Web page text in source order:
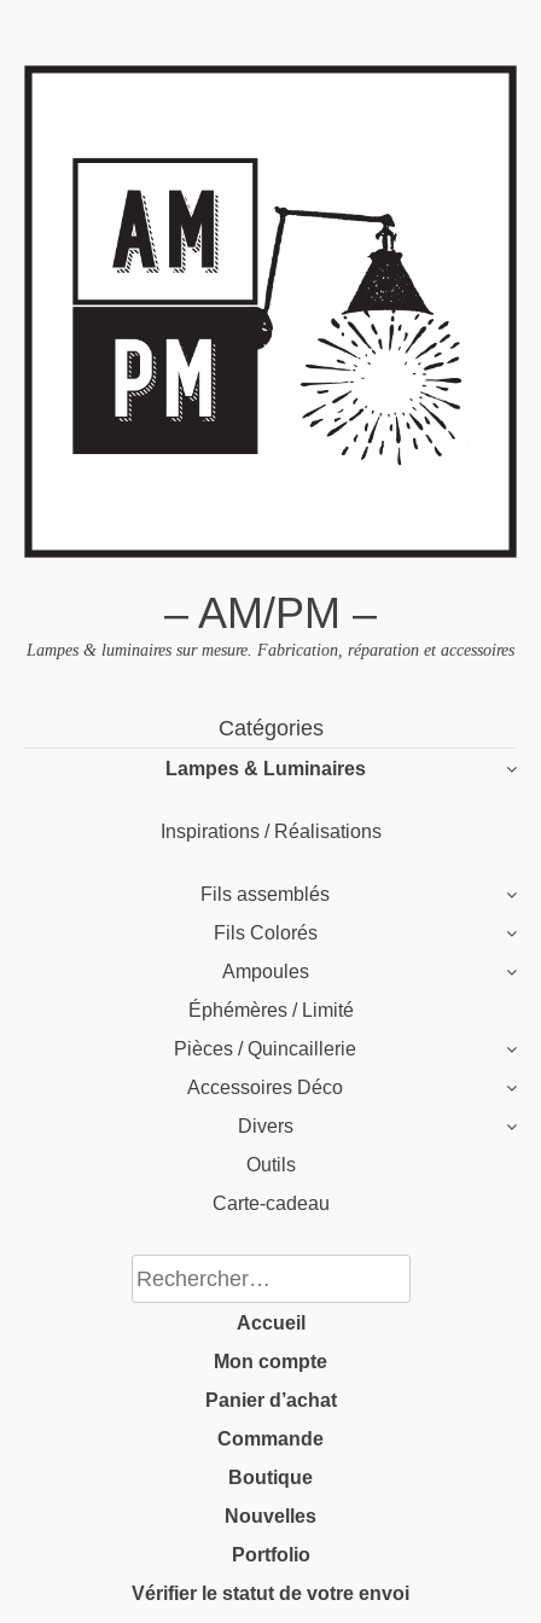
– AM/PM –
Lampes & luminaires sur mesure. Fabrication, réparation et accessoires
Catégories
Lampes & Luminaires
Inspirations / Réalisations
Fils assemblés
Fils Colorés
Ampoules
Éphémères / Limité
Pièces / Quincaillerie
Accessoires Déco
Divers
Outils
Carte-cadeau
Rechercher :
Accueil
Mon compte
Panier d’achat
Commande
Boutique
Nouvelles
Portfolio
Vérifier le statut de votre envoi